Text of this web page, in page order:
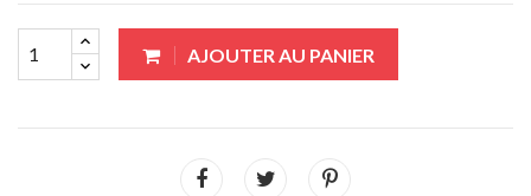
AJOUTER AU PANIER